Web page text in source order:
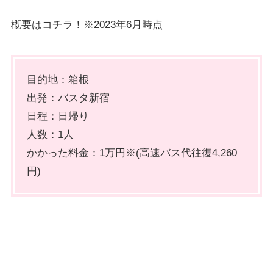
概要はコチラ！※2023年6月時点
目的地：箱根
出発：バスタ新宿
日程：日帰り
人数：1人
かかった料金：1万円※(高速バス代往復4,260
円)